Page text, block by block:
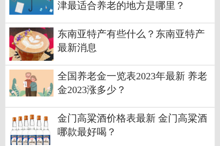
津最适合养老的地方是哪里？
东南亚特产有些什么？东南亚特产
最新消息
全国养老金一览表2023年最新 养老
金2023涨多少？
金门高粱酒价格表最新 金门高粱酒
哪款最好喝？